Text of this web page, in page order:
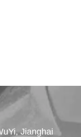
Jianghai